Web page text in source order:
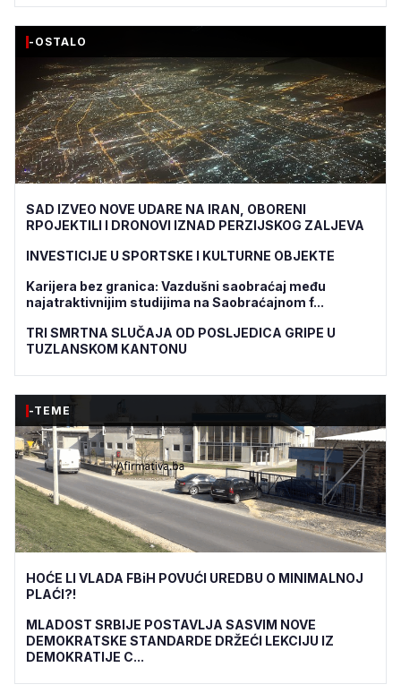
-OSTALO
SAD IZVEO NOVE UDARE NA IRAN, OBORENI
RPOJEKTILI I DRONOVI IZNAD PERZIJSKOG ZALJEVA
INVESTICIJE U SPORTSKE I KULTURNE OBJEKTE
Karijera bez granica: Vazdušni saobraćaj među
najatraktivnijim studijima na Saobraćajnom f...
TRI SMRTNA SLUČAJA OD POSLJEDICA GRIPE U
TUZLANSKOM KANTONU
-TEME
HOĆE LI VLADA FBiH POVUĆI UREDBU O MINIMALNOJ
PLAĆI?!
MLADOST SRBIJE POSTAVLJA SASVIM NOVE
DEMOKRATSKE STANDARDE DRŽEĆI LEKCIJU IZ
DEMOKRATIJE C...